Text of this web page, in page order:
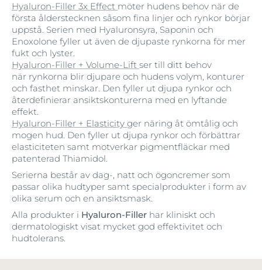
Hyaluron-Filler 3x Effect möter hudens behov när de
första ålderstecknen såsom fina linjer och rynkor börjar
uppstå. Serien med Hyaluronsyra, Saponin och
Enoxolone fyller ut även de djupaste rynkorna för mer
fukt och lyster.
Hyaluron-Filler + Volume-Lift ser till ditt behov
när rynkorna blir djupare och hudens volym, konturer
och fasthet minskar. Den fyller ut djupa rynkor och
återdefinierar ansiktskonturerna med en lyftande
effekt.
Hyaluron-Filler + Elasticity ger näring åt ömtålig och
mogen hud. Den fyller ut djupa rynkor och förbättrar
elasticiteten samt motverkar pigmentfläckar med
patenterad Thiamidol.
Serierna består av dag-, natt och ögoncremer som
passar olika hudtyper samt specialprodukter i form av
olika serum och en ansiktsmask.
Alla produkter i Hyaluron-Filler har kliniskt och
dermatologiskt visat mycket god effektivitet och
hudtolerans.